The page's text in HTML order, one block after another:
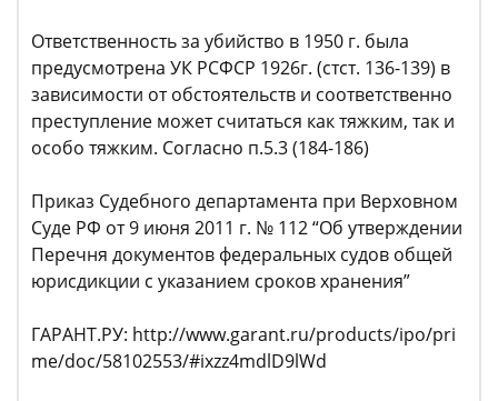
Ответственность за убийство в 1950 г. была
предусмотрена УК РСФСР 1926г. (стст. 136-139) в
зависимости от обстоятельств и соответственно
преступление может считаться как тяжким, так и
особо тяжким. Согласно п.5.3 (184-186)
Приказ Судебного департамента при Верховном
Суде РФ от 9 июня 2011 г. № 112 “Об утверждении
Перечня документов федеральных судов общей
юрисдикции с указанием сроков хранения”
ГАРАНТ.РУ: http://www.garant.ru/products/ipo/pri
me/doc/58102553/#ixzz4mdlD9lWd